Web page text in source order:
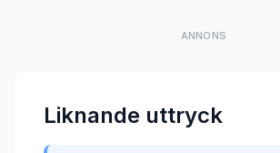
ANNONS
Liknande uttryck